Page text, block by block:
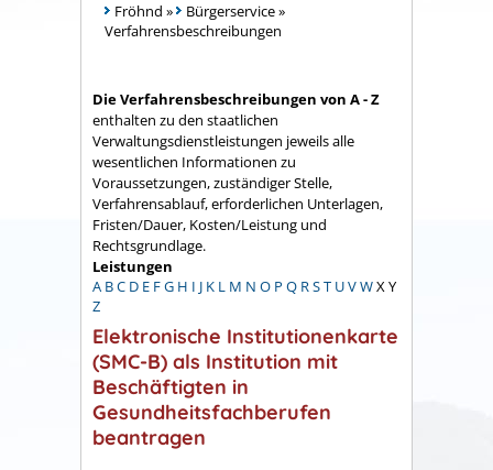
Fröhnd » Bürgerservice»
Verfahrensbeschreibungen
Die Verfahrensbeschreibungen von A - Z
enthalten zu den staatlichen
Verwaltungsdienstleistungen jeweils alle
wesentlichen Informationen zu
Voraussetzungen, zuständiger Stelle,
Verfahrensablauf, erforderlichen Unterlagen,
Fristen/Dauer, Kosten/Leistung und
Rechtsgrundlage.
Leistungen
A BC D E FG H I J K L M N O P Q RST UVWX Y
Z
Elektronische Institutionenkarte
(SMC-B) als Institution mit
Beschäftigten in
Gesundheitsfachberufen
beantragen